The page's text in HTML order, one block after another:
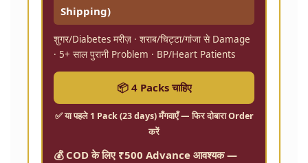
Shipping)
शुगर/Diabetes मरीज़ · शराब/चिट्टा/गांजा से Damage
· 5+ साल पुरानी Problem · BP/Heart Patients
📦 4 Packs चाहिए
✅ या पहले1 Pack (23 days)मँगवाएँ — फिर दोबारा Order
करें
💰 COD के लिए ₹500 Advance आवश्यक —